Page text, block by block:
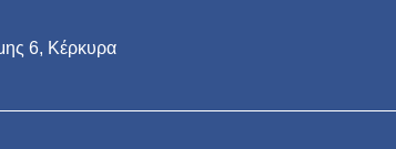
6, Κέρκυρα